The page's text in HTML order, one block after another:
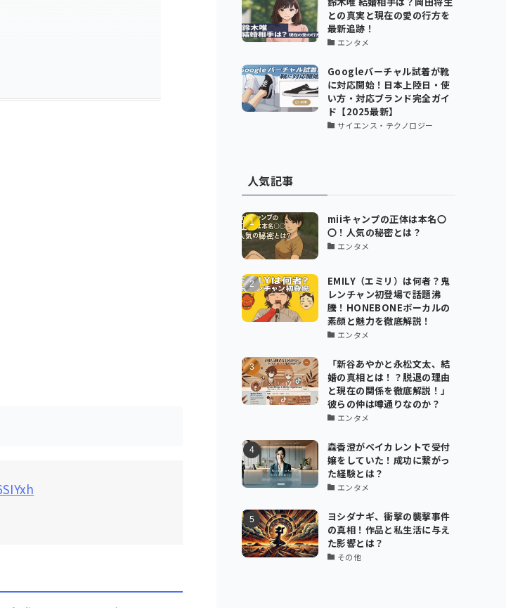
との真実と現在の愛の行方を
最新追跡！
エンタメ
Googleバーチャル試着が靴
に対応開始！日本上陸日・使
い方・対応ブランド完全ガイ
ド【2025最新】
サイエンス・テクノロジー
人気記事
miiキャンプの正体は本名〇
〇！人気の秘密とは？
エンタメ
EMILY（エミリ）は何者？鬼
レンチャン初登場で話題沸
騰！HONEBONEボーカルの
素顔と魅力を徹底解説！
エンタメ
「新谷あやかと永松文太、結
婚の真相とは！？脱退の理由
と現在の関係を徹底解説！」
彼らの仲は噂通りなのか？
エンタメ
森香澄がベイカレントで受付
嬢をしていた！成功に繋がっ
た経験とは？
エンタメ
ヨシダナギ、衝撃の襲撃事件
の真相！作品と私生活に与え
た影響とは？
その他